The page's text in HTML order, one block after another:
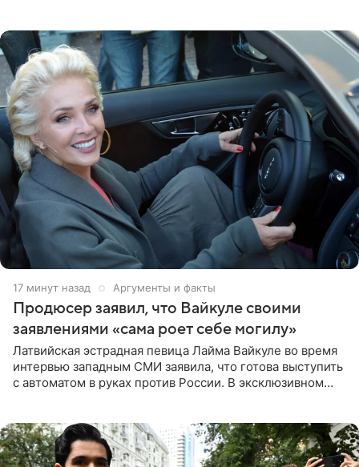
17 минут назад Аргументы и факты
Продюсер заявил, что Вайкуле своими
заявлениями «сама роет себе могилу»
Латвийская эстрадная певица Лайма Вайкуле во время
интервью западным СМИ заявила, что готова выступить
с автоматом в руках против России. В эксклюзивном